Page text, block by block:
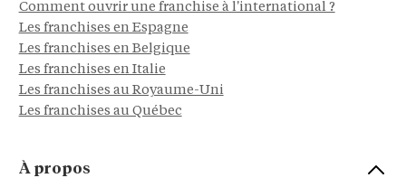
Comment ouvrir une franchise à l'international ?
Les franchises en Espagne
Les franchises en Belgique
Les franchises en Italie
Les franchises au Royaume-Uni
Les franchises au Québec
À propos